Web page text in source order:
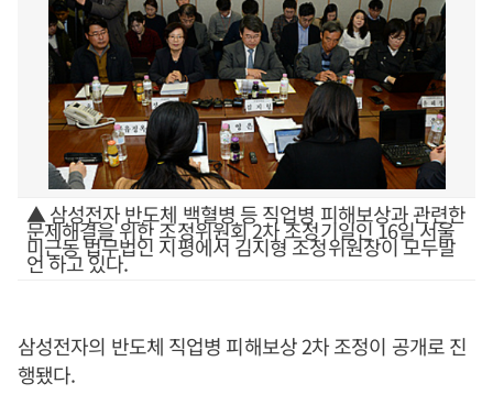
▲ 삼성전자 반도체 백혈병 등 직업병 피해보상과 관련한
문제해결을 위한 조정위원회 2차 조정기일인 16일 서울
미근동 법무법인 지평에서 김지형 조정위원장이 모두발
언 하고 있다.
삼성전자의 반도체 직업병 피해보상 2차 조정이 공개로 진
행됐다.